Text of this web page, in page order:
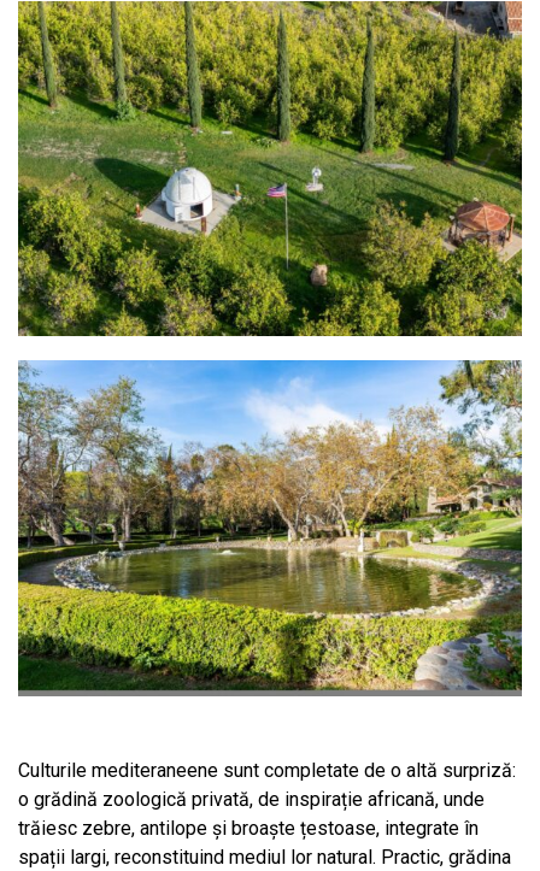
Culturile mediteraneene sunt completate de o altă surpriză:
o grădină zoologică privată, de inspirație africană, unde
trăiesc zebre, antilope și broaște țestoase, integrate în
spații largi, reconstituind mediul lor natural. Practic, grădina